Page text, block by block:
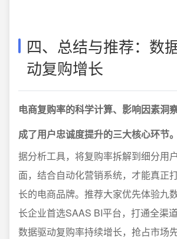
四、总结与推荐：数
动复购增长
电商复购率的科学计算、影响因素洞
成了用户忠诚度提升的三大核心环节。
据分析工具，将复购率拆解到细分用
面，结合自动化营销系统，才能真正
长的电商品牌。推荐大家优先体验九
长企业首选SAAS BI平台，打通全渠
数据驱动复购率持续增长，抢占市场先